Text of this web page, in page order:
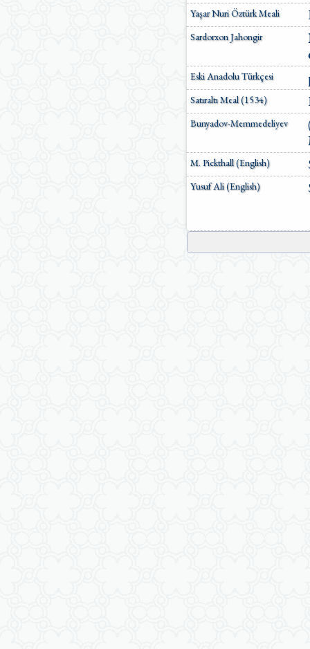
Yaşar Nuri Öztürk Meali
Sardorxon Jahongir
Eski Anadolu Türkçesi
Satıraltı Meal (1534)
Bunyadov-Memmedeliyev
M. Pickthall (English)
Yusuf Ali (English)